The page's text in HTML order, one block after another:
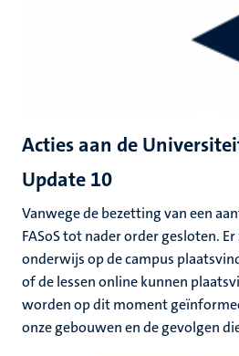
Acties aan de
Update 10
Vanwege de bezetting van een
FASoS tot nader order gesloten.
onderwijs op de campus
of de lessen online kunnen
worden op dit moment
onze gebouwen en de gevolgen